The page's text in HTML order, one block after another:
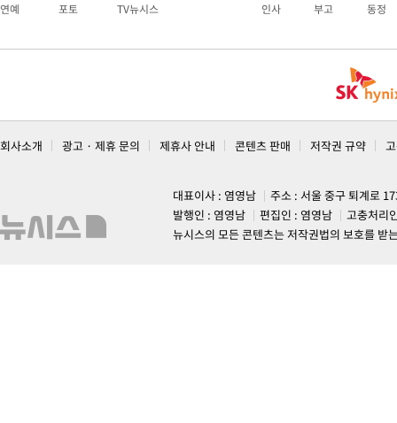
연예 포토 TV뉴시스 인사 부고 동정
회사소개 광고 · 제휴 문의 제휴사 안내 콘텐츠 판매 저작권 규약
대표이사 : 염영남
주소 : 서울 중구 퇴계로
발행인 : 염영남
편집인 : 염영남
고충처리
뉴시스의 모든 콘텐츠는 저작권법의 보호를